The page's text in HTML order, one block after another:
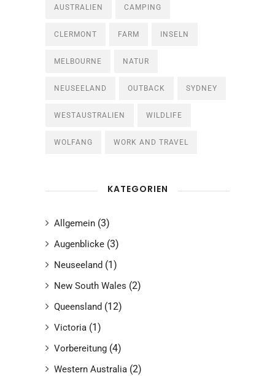
AUSTRALIEN CAMPING
CLERMONT FARM INSELN
MELBOURNE NATUR
NEUSEELAND OUTBACK SYDNEY
WESTAUSTRALIEN WILDLIFE
WOLFANG WORK AND TRAVEL
KATEGORIEN
Allgemein (3)
Augenblicke (3)
Neuseeland (1)
New South Wales (2)
Queensland (12)
Victoria (1)
Vorbereitung (4)
Western Australia (2)